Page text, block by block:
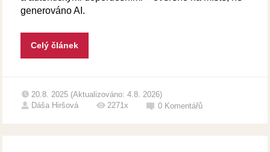
generováno AI.
Celý článek
20.8. 2025 (Aktualizováno: 4.8. 2026)
Dáša Hiršová
2271x 0 Komentářů